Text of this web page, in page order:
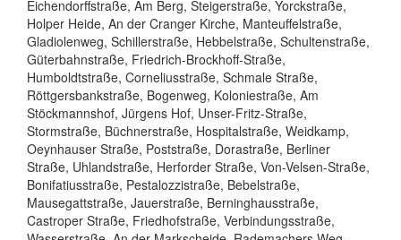
Eichendorffstraße, Am Berg, Steigerstraße, Yorckstraße,
Holper Heide, An der Cranger Kirche, Manteuffelstraße,
Gladiolenweg, Schillerstraße, Hebbelstraße, Schultenstraße,
Güterbahnstraße, Friedrich-Brockhoff-Straße,
Humboldtstraße, Corneliusstraße, Schmale Straße,
Röttgersbankstraße, Bogenweg, Koloniestraße, Am
Stöckmannshof, Jürgens Hof, Unser-Fritz-Straße,
Stormstraße, Büchnerstraße, Hospitalstraße, Weidkamp,
Oeynhauser Straße, Poststraße, Dorastraße, Berliner
Straße, Uhlandstraße, Herforder Straße, Von-Velsen-Straße,
Bonifatiusstraße, Pestalozzistraße, Bebelstraße,
Mausegattstraße, Jauerstraße, Berninghausstraße,
Castroper Straße, Friedhofstraße, Verbindungsstraße,